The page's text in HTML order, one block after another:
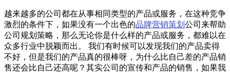
越来越多的公司都在从事相同类型的产品或服务，在这种竞争
激烈的条件下，如果没有一个出色的品牌营销策划 公司来帮助
公司规划策略，那么无论你是什么样的产品或服务，都难以在
众多行业中脱颖而出。 我们有时候可以发现我们的产品卖得
不好，但是我们的产品真的很棒呀，为什么比自己差的产品销
售还会比自己还高呢？其实公司的宣传和产品的销售，如果我